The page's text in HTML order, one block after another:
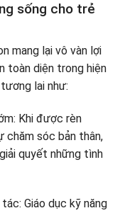
sống cho trẻ
mang lại vô vàn lợi
toàn diện trong hiện
lai như:
Khi được rèn
chăm sóc bản thân,
quyết những tình
Giáo dục kỹ năng